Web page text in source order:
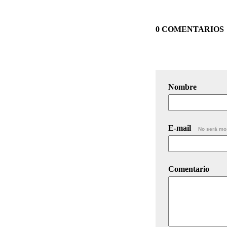
0 COMENTARIOS
Nombre
E-mail No será
Comentario